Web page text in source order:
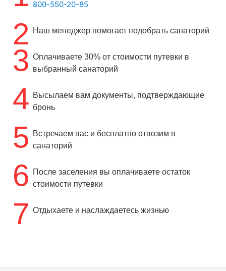
800-550-20-85
2 Наш менеджер помогает подобрать санаторий
3 Оплачиваете 30% от стоимости путевки в
выбранный санаторий
4 Высылаем вам документы, подтверждающие
бронь
5
Встречаем вас и бесплатно отвозим в
санаторий
6
После заселения вы оплачиваете остаток
стоимости путевки
7 Отдыхаете и наслаждаетесь жизнью